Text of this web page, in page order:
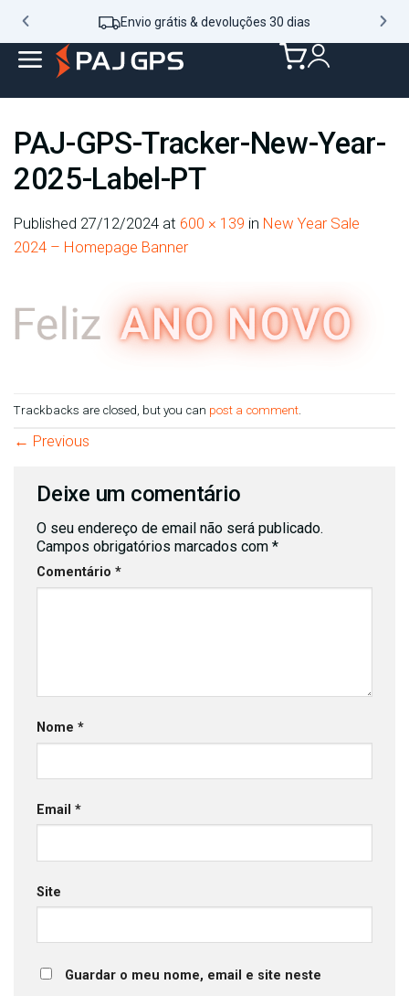
Envio grátis & devoluções 30 dias
PAJ-GPS-Tracker-New-Year-
2025-Label-PT
Published 27/12/2024 at 600 × 139 in New Year Sale
2024 – Homepage Banner
Trackbacks are closed, but you can post a comment
← Previous
Deixe um comentário
O seu endereço de email não será publicado.
Campos obrigatórios marcados com *
Comentário *
Nome *
Email *
Site
Guardar o meu nome, email e site neste